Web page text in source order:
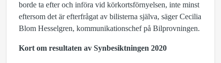
borde ta efter och införa vid körkortsförnyelsen, inte minst
eftersom det är efterfrågat av bilisterna själva, säger Cecilia
Blom Hesselgren, kommunikationschef på Bilprovningen.
Kort om resultaten av Synbesiktningen 2020